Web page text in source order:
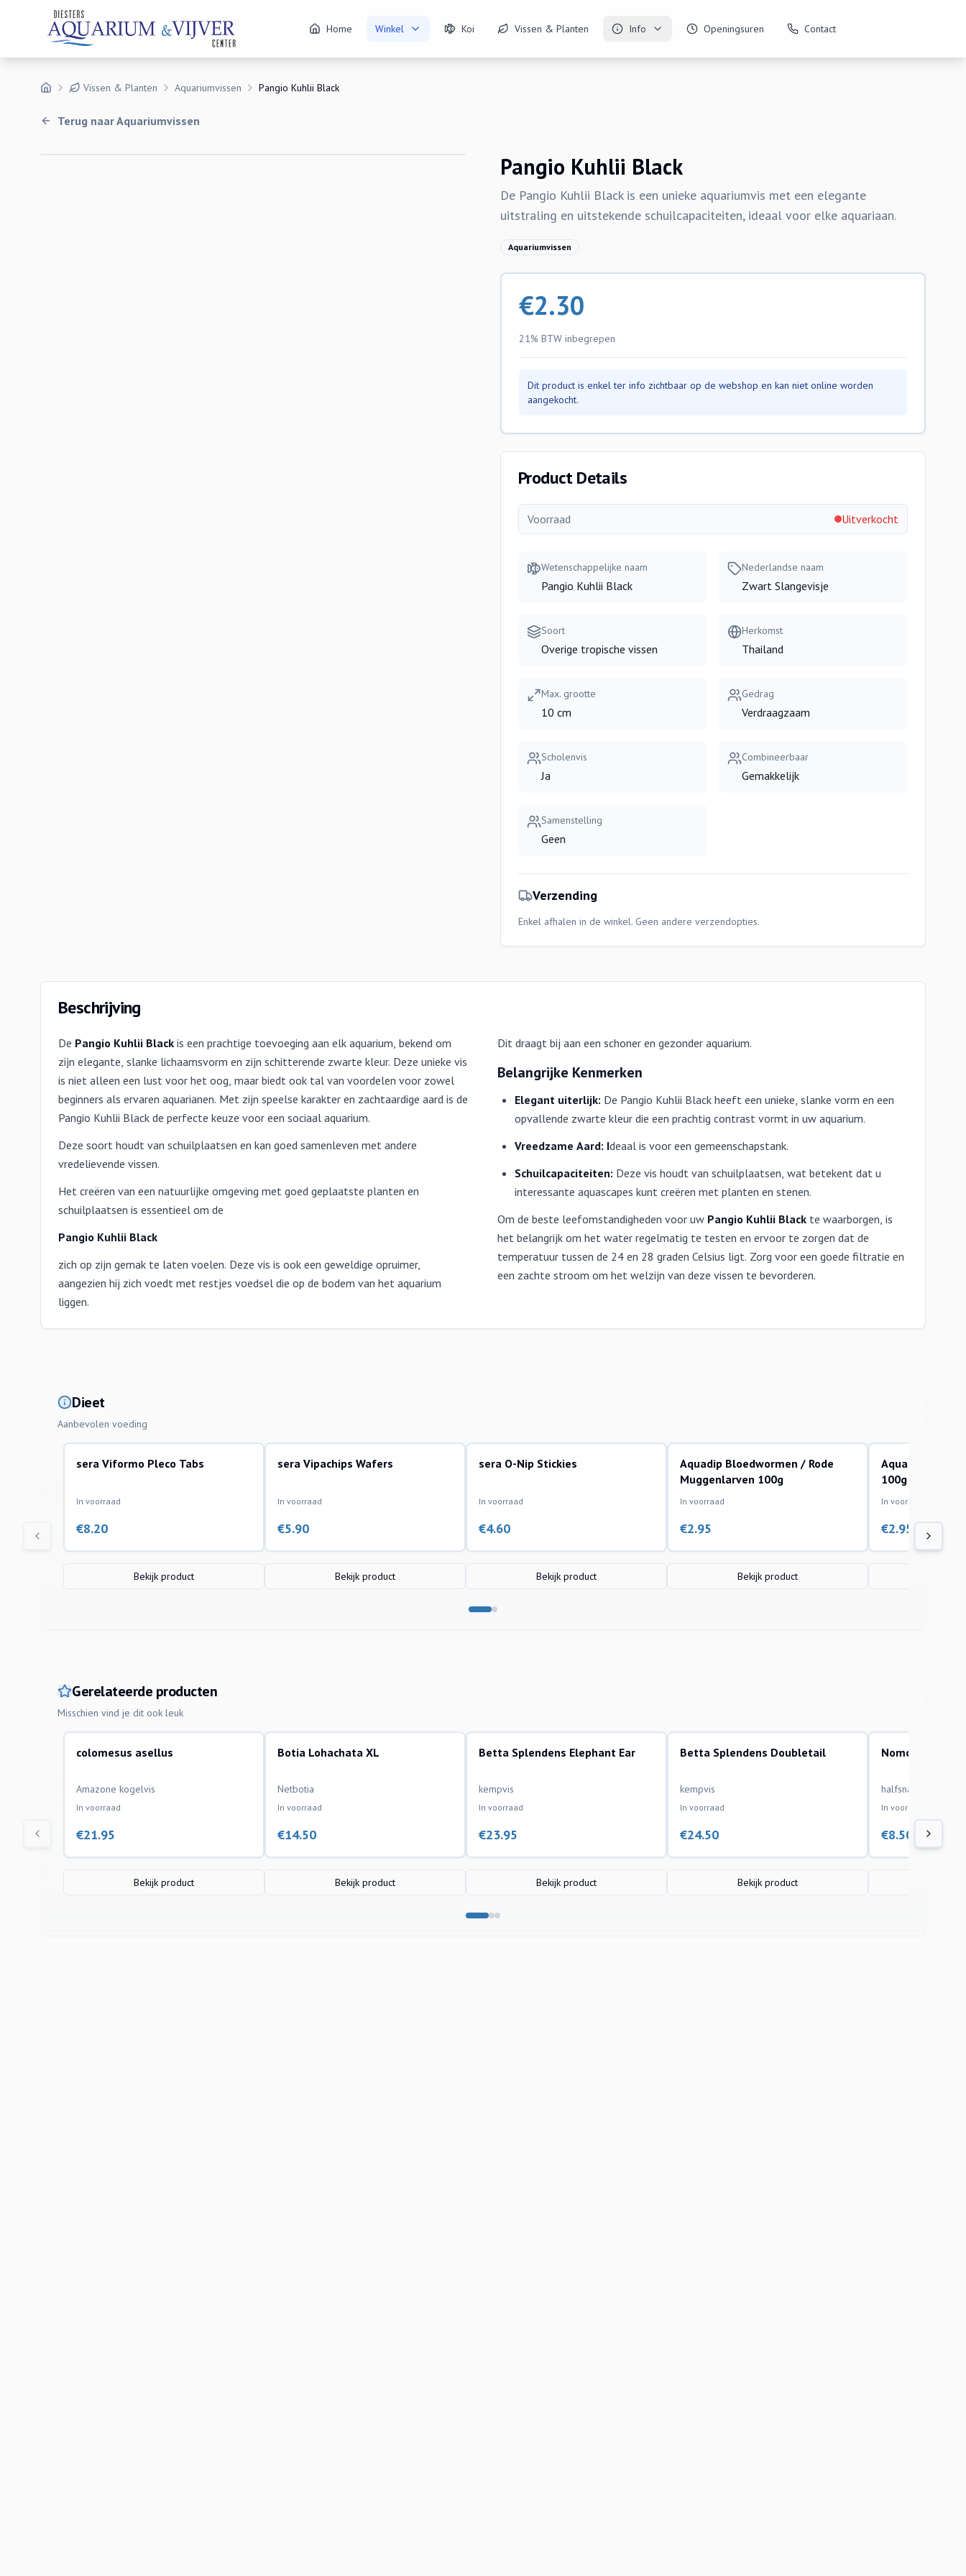
Home Winkel Koi Vissen & Planten Info Openingsuren Contact
Vissen & Planten Aquariumvissen Pangio Kuhlii Black
Terug naarAquariumvissen
Pangio Kuhlii Black
De Pangio Kuhlii Black is een unieke aquariumvis met een elegante
uitstraling en uitstekende schuilcapaciteiten, ideaal voor elke aquariaan.
Aquariumvissen
€2.30
21% BTW inbegrepen
Dit product is enkel ter info zichtbaar op de webshop en kan niet online worden
aangekocht.
Product Details
Voorraad Uitverkocht
Wetenschappelijke naam
Pangio Kuhlii Black
Nederlandse naam
Zwart Slangevisje
Soort
Overige tropische vissen
Herkomst
Thailand
Max. grootte
10 cm
Gedrag
Verdraagzaam
Scholenvis
Ja
Combineerbaar
Gemakkelijk
Samenstelling
Geen
Verzending
Enkel afhalen in de winkel. Geen andere verzendopties.
Beschrijving
De Pangio Kuhlii Black is een prachtige toevoeging aan elk aquarium, bekend om
zijn elegante, slanke lichaamsvorm en zijn schitterende zwarte kleur. Deze unieke vis
is niet alleen een lust voor het oog, maar biedt ook tal van voordelen voor zowel
beginners als ervaren aquarianen. Met zijn speelse karakter en zachtaardige aard is de
Pangio Kuhlii Black de perfecte keuze voor een sociaal aquarium.
Deze soort houdt van schuilplaatsen en kan goed samenleven met andere
vredelievende vissen.
Het creëren van een natuurlijke omgeving met goed geplaatste planten en
schuilplaatsen is essentieel om de
Pangio Kuhlii Black
zich op zijn gemak te laten voelen. Deze vis is ook een geweldige opruimer,
aangezien hij zich voedt met restjes voedsel die op de bodem van het aquarium
liggen.
Dit draagt bij aan een schoner en gezonder aquarium.
Belangrijke Kenmerken
Elegant uiterlijk: De Pangio Kuhlii Black heeft een unieke, slanke vorm en een
opvallende zwarte kleur die een prachtig contrast vormt in uw aquarium.
Vreedzame Aard: Ideaal is voor een gemeenschapstank.
Schuilcapaciteiten: Deze vis houdt van schuilplaatsen, wat betekent dat u
interessante aquascapes kunt creëren met planten en stenen.
Om de beste leefomstandigheden voor uw Pangio Kuhlii Black te waarborgen, is
het belangrijk om het water regelmatig te testen en ervoor te zorgen dat de
temperatuur tussen de 24 en 28 graden Celsius ligt. Zorg voor een goede filtratie en
een zachte stroom om het welzijn van deze vissen te bevorderen.
Dieet
Aanbevolen voeding
sera Viformo Pleco Tabs
In voorraad
€8.20
Bekijk product
sera Vipachips Wafers
In voorraad
€5.90
Bekijk product
sera O-Nip Stickies
In voorraad
€4.60
Bekijk product
Aquadip Bloedwormen / Rode
Muggenlarven 100g
In voorraad
€2.95
Bekijk product
Aquadip Brine
100g
In voorraad
€2.95
Gerelateerde producten
Misschien vind je dit ook leuk
aquariumvissen
colomesus asellus
Amazone kogelvis
In voorraad
€21.95
Bekijk product
aquariumvissen
Botia Lohachata XL
Netbotia
In voorraad
€14.50
Bekijk product
aquariumvissen
Betta Splendens Elephant Ear
kempvis
In voorraad
€23.95
Bekijk product
aquariumvissen
Betta Splendens Doubletail
kempvis
In voorraad
€24.50
Bekijk product
aquariumvissen
halfsnavelbek
In voorraad
€8.50